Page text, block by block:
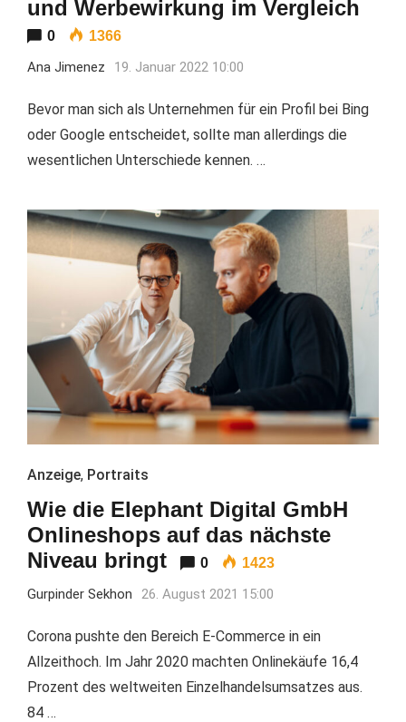
und Werbewirkung im Vergleich
0 1366
Ana Jimenez 19. Januar 2022 10:00
Bevor man sich als Unternehmen für ein Profil bei Bing
oder Google entscheidet, sollte man allerdings die
wesentlichen Unterschiede kennen. …
Anzeige, Portraits
Wie die Elephant Digital GmbH
Onlineshops auf das nächste
Niveau bringt
0 1423
Gurpinder Sekhon 26. August 2021 15:00
Corona pushte den Bereich E-Commerce in ein
Allzeithoch. Im Jahr 2020 machten Onlinekäufe 16,4
Prozent des weltweiten Einzelhandelsumsatzes aus.
84 …